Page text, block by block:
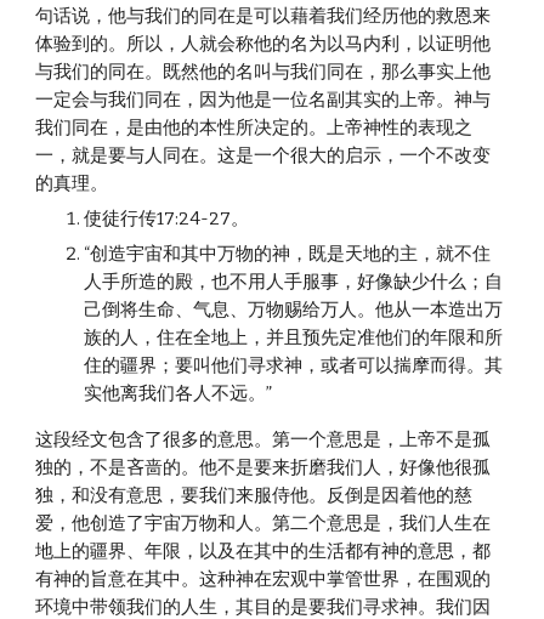
句话说，他与我们的同在是可以藉着我们经历他的救恩来
体验到的。所以，人就会称他的名为以马内利，以证明他
与我们的同在。既然他的名叫与我们同在，那么事实上他
一定会与我们同在，因为他是一位名副其实的上帝。神与
我们同在，是由他的本性所决定的。上帝神性的表现之
一，就是要与人同在。这是一个很大的启示，一个不改变
的真理。
使徒行传17:24-27。
“创造宇宙和其中万物的神，既是天地的主，就不住
人手所造的殿，也不用人手服事，好像缺少什么；自
己倒将生命、气息、万物赐给万人。他从一本造出万
族的人，住在全地上，并且预先定准他们的年限和所
住的疆界；要叫他们寻求神，或者可以揣摩而得。其
实他离我们各人不远。”
这段经文包含了很多的意思。第一个意思是，上帝不是孤
独的，不是吝啬的。他不是要来折磨我们人，好像他很孤
独，和没有意思，要我们来服侍他。反倒是因着他的慈
爱，他创造了宇宙万物和人。第二个意思是，我们人生在
地上的疆界、年限，以及在其中的生活都有神的意思，都
有神的旨意在其中。这种神在宏观中掌管世界，在围观的
环境中带领我们的人生，其目的是要我们寻求神。我们因